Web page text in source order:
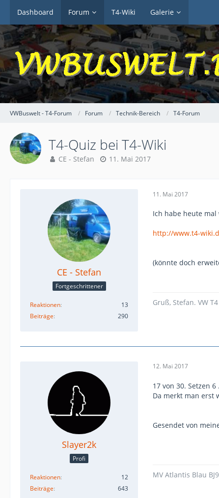
Dashboard Forum T4-Wiki Galerie
VWBuswelt - T4-Forum Forum Technik-Bereich T4-Forum
T4-Quiz bei T4-Wiki
CE - Stefan 11. Mai 2017
CE - Stefan
Fortgeschrittener
Reaktionen
13
Beiträge
290
11. Mai 2017
Ich habe heute
http://www.t4-
(könnte doch
Gruß, Stefan. VW
Slayer2k
Profi
Reaktionen
12
Beiträge
643
12. Mai 2017
17 von 30. Setzen 6 .
Da merkt man erst
Gesendet von
MV Atlantis Blau